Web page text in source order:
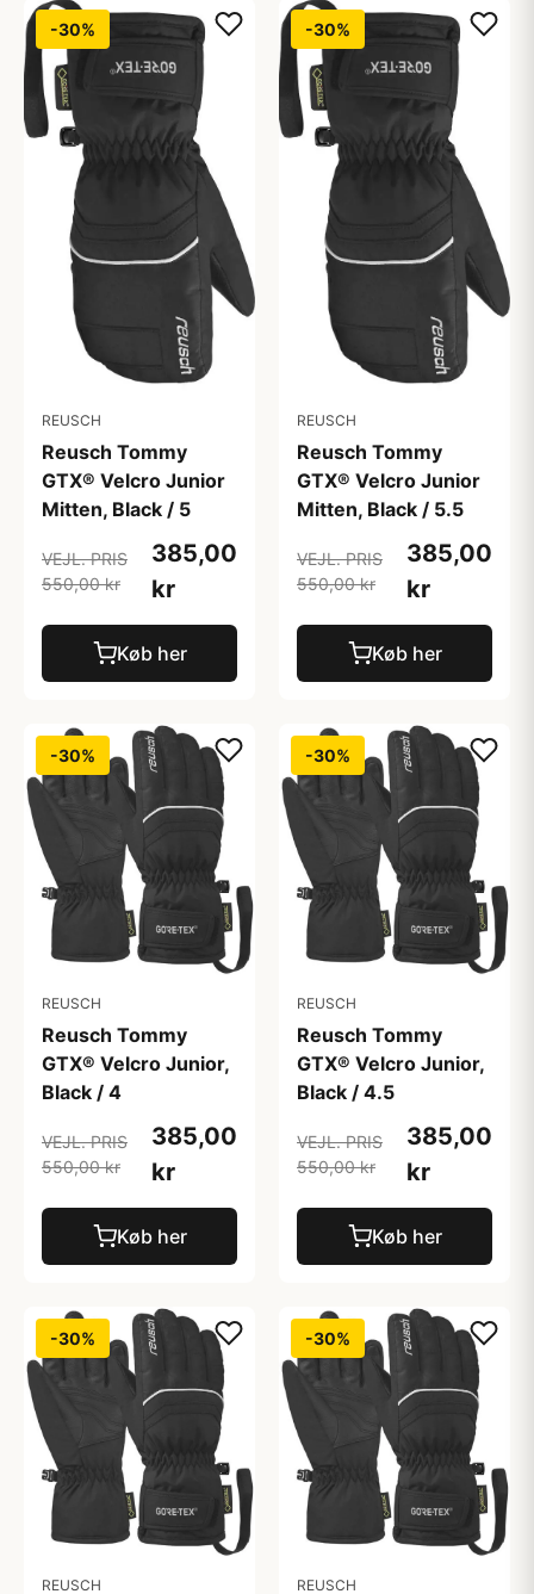
-30%
REUSCH
Reusch Tommy
GTX® Velcro Junior
Mitten, Black / 5
VEJL. PRIS
550,00 kr
385,00
kr
Køb her
-30%
REUSCH
Reusch Tommy
GTX® Velcro Junior
Mitten, Black / 5.5
VEJL. PRIS
550,00 kr
385,00
kr
Køb her
-30%
REUSCH
Reusch Tommy
GTX® Velcro Junior,
Black / 4
VEJL. PRIS
550,00 kr
385,00
kr
Køb her
-30%
REUSCH
Reusch Tommy
GTX® Velcro Junior,
Black / 4.5
VEJL. PRIS
550,00 kr
385,00
kr
Køb her
-30%
REUSCH
-30%
REUSCH